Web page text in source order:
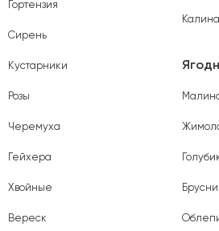
Калина
Гортензия
Сирень
Кустарники
Розы
Черемуха
Гейхера
Хвойные
Вереск